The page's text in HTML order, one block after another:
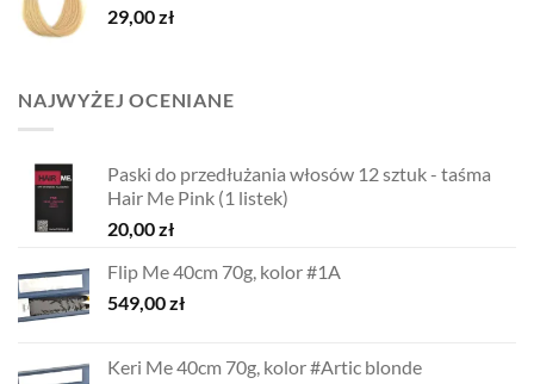
29,00zł
NAJWYŻEJ OCENIANE
Paski do przedłużania włosów 12 sztuk - taśma
Hair Me Pink (1 listek)
20,00zł
Flip Me 40cm 70g, kolor #1A
549,00zł
Keri Me 40cm 70g, kolor #Artic blonde